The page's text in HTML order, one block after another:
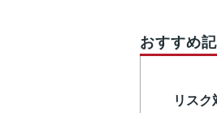
おすすめ
リス